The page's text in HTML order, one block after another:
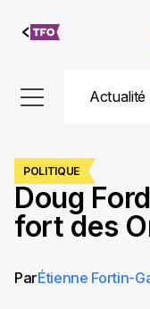
Aller au
contenu
Actualité
POLITIQUE
Doug
fort des
ParÉtienne Fortin-